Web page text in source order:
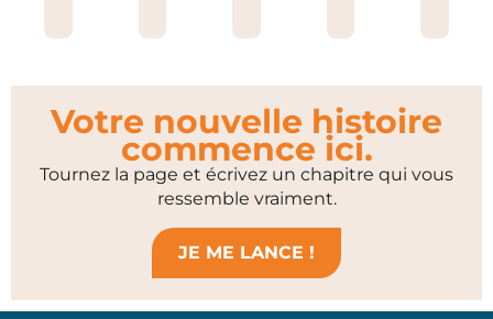
Votre nouvelle histoire
commence ici.
Tournez la page et écrivez un chapitre qui vous
ressemble vraiment.
JE ME LANCE !